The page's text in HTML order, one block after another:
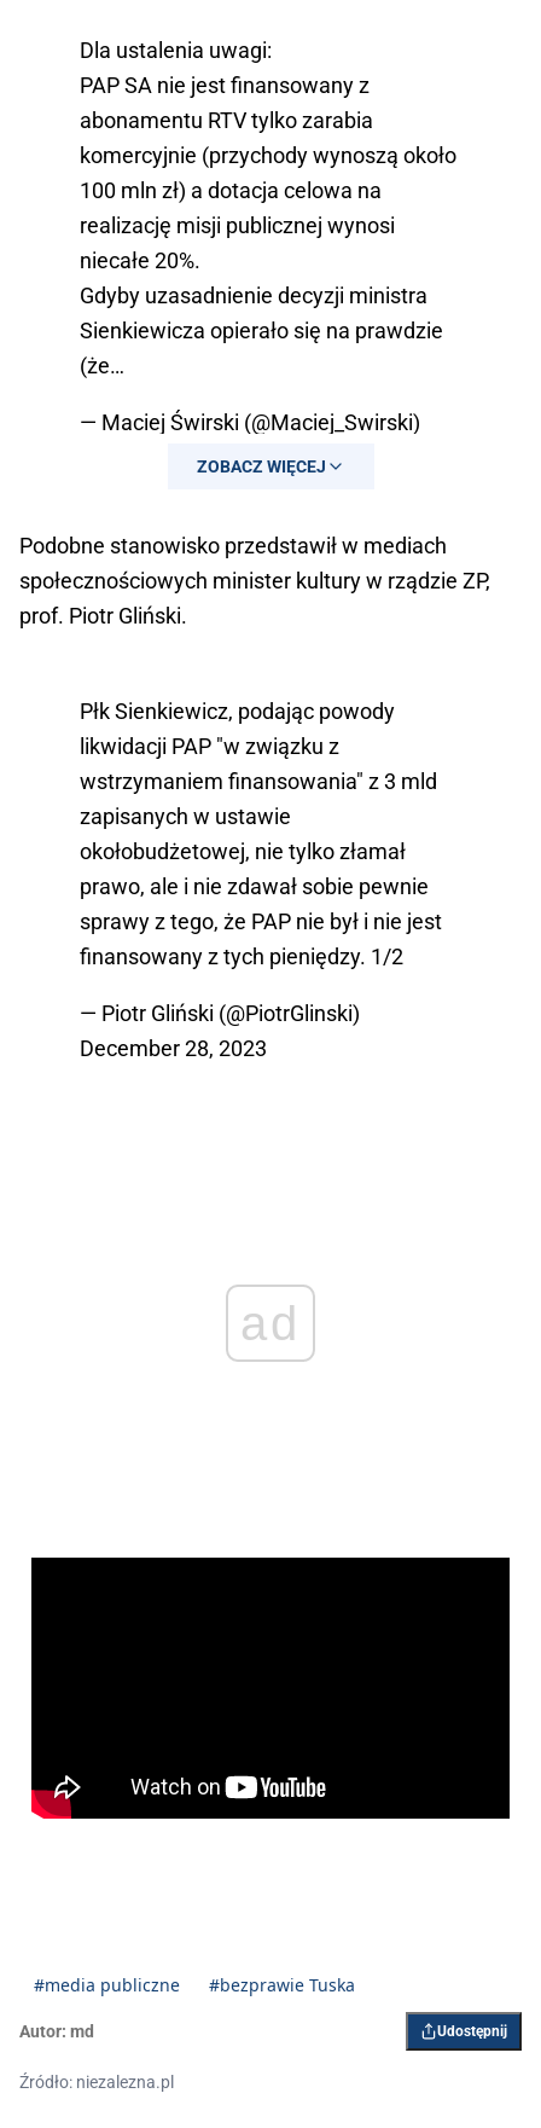
Dla ustalenia uwagi:
PAP SA nie jest finansowany z
abonamentu RTV tylko zarabia
komercyjnie (przychody wynoszą około
100 mln zł) a dotacja celowa na
realizację misji publicznej wynosi
niecałe 20%.
Gdyby uzasadnienie decyzji ministra
Sienkiewicza opierało się na prawdzie
(że…
— Maciej Świrski (@Maciej_Swirski)
December 28, 2023ZOBACZ WIĘCEJ
Podobne stanowisko przedstawił w mediach
społecznościowych minister kultury w rządzie ZP,
prof. Piotr Gliński.
Płk Sienkiewicz, podając powody
likwidacji PAP "w związku z
wstrzymaniem finansowania" z 3 mld
zapisanych w ustawie
okołobudżetowej, nie tylko złamał
prawo, ale i nie zdawał sobie pewnie
sprawy z tego, że PAP nie był i nie jest
finansowany z tych pieniędzy. 1/2
— Piotr Gliński (@PiotrGlinski)
December 28, 2023
ad
#media publiczne #bezprawie Tuska
Autor: md Udostępnij
Źródło: niezalezna.pl